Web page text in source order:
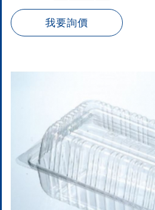
我要詢價